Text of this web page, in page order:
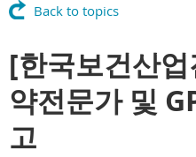
Back to topics
[한국보건산
약전문가 및
고